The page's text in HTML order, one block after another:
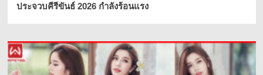
ประจวบคีรีขันธ์ 2026 กำลังร้อนแรง